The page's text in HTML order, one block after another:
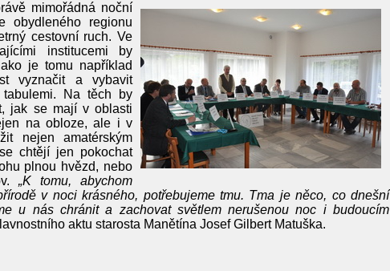
mimořádná noční
obydleného regionu
cestovní ruch. Ve
institucemi by
je tomu například
vyznačit a vybavit
tabulemi. Na těch by
jak se mají v oblasti
na obloze, ale i v
nejen amatérským
chtějí jen pokochat
plnou hvězd, nebo
„K tomu, abychom
v noci krásného, potřebujeme tmu. Tma je něco, co dnešní
u nás chránit a zachovat světlem nerušenou noc i budoucím
aktu starosta Manětína Josef Gilbert Matuška.